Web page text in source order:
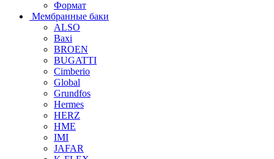
Формат
Мембранные баки
ALSO
Baxi
BROEN
BUGATTI
Cimberio
Global
Grundfos
Hermes
HERZ
HME
IMI
JAFAR